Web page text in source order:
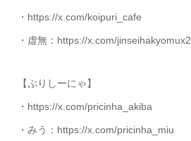
・https://x.com/koipuri_cafe
・虚無：https://x.com/jinseihakyomux2
【ぷりしーにゃ】
・https://x.com/pricinha_akiba
・みう：https://x.com/pricinha_miu